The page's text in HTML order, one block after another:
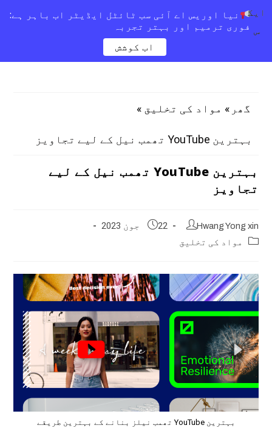
گھر » مواد کی تخلیق »
بہترین YouTube تھمب نیل کے لیے تجاویز
بہترین YouTube تھمب نیل کے لیے
تجاویز
Hwang Yong xin 22 جون 2023
مواد کی تخلیق
بہترین YouTube تھمب نیلز بنانے کے بہترین طریقے
نیا اوریس اے آئی سب ٹائٹل ایڈیٹر اب باہر ہے:
فوری ترمیم اور بہتر تجربہ
اب کوشش
ایک
س